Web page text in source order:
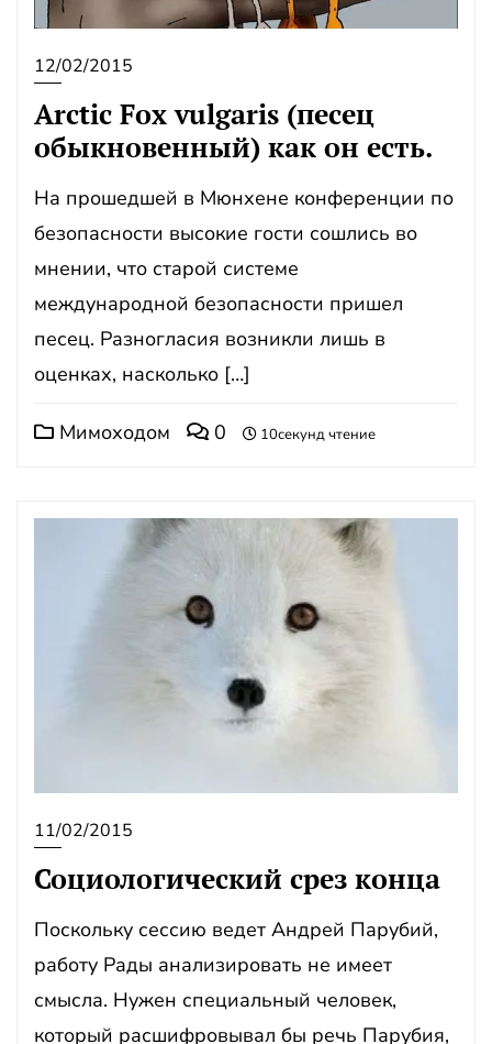
12/02/2015
Arctic Fox vulgaris (песец
обыкновенный) как он есть.
На прошедшей в Мюнхене конференции по
безопасности высокие гости сошлись во
мнении, что старой системе
международной безопасности пришел
песец. Разногласия возникли лишь в
оценках, насколько […]
Мимоходом 0 10секунд чтение
11/02/2015
Социологический срез конца
Поскольку сессию ведет Андрей Парубий,
работу Рады анализировать не имеет
смысла. Нужен специальный человек,
который расшифровывал бы речь Парубия,